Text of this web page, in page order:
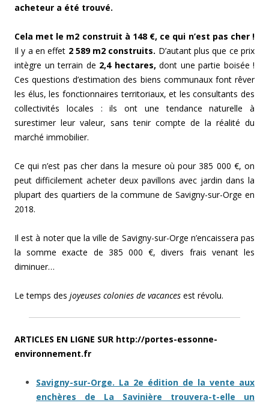
acheteur a été trouvé.
Cela met le m2 construit à 148 €, ce qui n’est pas cher !
Il y a en effet 2 589 m2 construits. D’autant plus que ce prix
intègre un terrain de 2,4 hectares, dont une partie boisée !
Ces questions d’estimation des biens communaux font rêver
les élus, les fonctionnaires territoriaux, et les consultants des
collectivités locales : ils ont une tendance naturelle à
surestimer leur valeur, sans tenir compte de la réalité du
marché immobilier.
Ce qui n’est pas cher dans la mesure où pour 385 000 €, on
peut difficilement acheter deux pavillons avec jardin dans la
plupart des quartiers de la commune de Savigny-sur-Orge en
2018.
Il est à noter que la ville de Savigny-sur-Orge n’encaissera pas
la somme exacte de 385 000 €, divers frais venant les
diminuer…
Le temps des joyeuses colonies de vacances est révolu.
ARTICLES EN LIGNE SUR http://portes-essonne-
environnement.fr
Savigny-sur-Orge. La 2e édition de la vente aux
enchères de La Savinière trouvera-t-elle un